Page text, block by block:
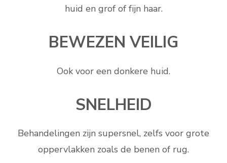
huid en grof of fijn haar.
BEWEZEN VEILIG
Ook voor een donkere huid.
SNELHEID
Behandelingen zijn supersnel, zelfs voor grote
oppervlakken zoals de benen of rug.